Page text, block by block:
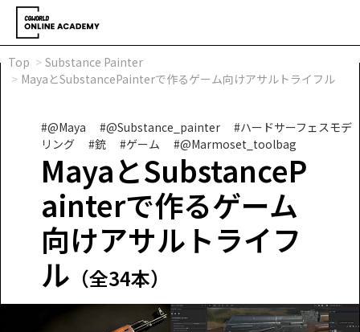
Top
Substance Painter
MayaとSubstancePainterで作るゲーム向けアサルトライフル
#@Maya #@Substance_painter
#ハードサーフェスモデ
リング
#銃 #ゲーム #@Marmoset_toolbag
MayaとSubstanceP
ainterで作るゲーム
向けアサルトライフ
ル （全34本）